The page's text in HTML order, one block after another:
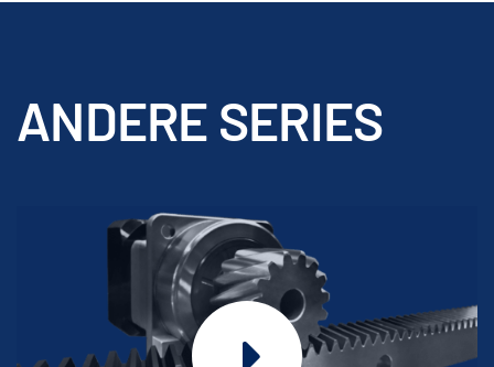
ANDERE SERIES